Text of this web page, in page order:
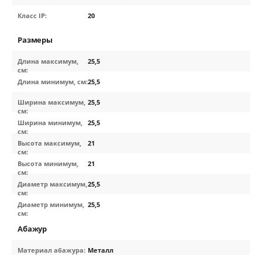
Класс IP: 20
Размеры
Длина максимум,
см:
25,5
Длина минимум, см:25,5
Ширина максимум,
см:
25,5
Ширина минимум,
см:
25,5
Высота максимум,
см:
21
Высота минимум,
см:
21
Диаметр максимум,
см:
25,5
Диаметр минимум,
см:
25,5
Абажур
Материал абажура: Металл